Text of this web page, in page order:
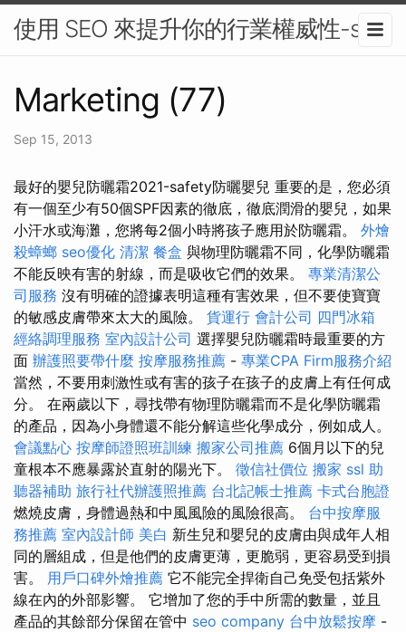
使用 SEO 來提升你的行業權威性-seo
Marketing (77)
Sep 15, 2013
最好的嬰兒防曬霜2021-safety防曬嬰兒 重要的是，您必須
有一個至少有50個SPF因素的徹底，徹底潤滑的嬰兒，如果
小汗水或海灘，您將每2個小時將孩子應用於防曬霜。 外燴
殺蟑螂 seo優化 清潔 餐盒 與物理防曬霜不同，化學防曬霜
不能反映有害的射線，而是吸收它們的效果。 專業清潔公
司服務 沒有明確的證據表明這種有害效果，但不要使寶寶
的敏感皮膚帶來太大的風險。 貨運行 會計公司 四門冰箱
經絡調理服務 室內設計公司 選擇嬰兒防曬霜時最重要的方
面 辦護照要帶什麼 按摩服務推薦 - 專業CPA Firm服務介紹
當然，不要用刺激性或有害的孩子在孩子的皮膚上有任何成
分。 在兩歲以下，尋找帶有物理防曬霜而不是化學防曬霜
的產品，因為小身體還不能分解這些化學成分，例如成人。
會議點心 按摩師證照班訓練 搬家公司推薦 6個月以下的兒
童根本不應暴露於直射的陽光下。 徵信社價位 搬家 ssl 助
聽器補助 旅行社代辦護照推薦 台北記帳士推薦 卡式台胞證
燃燒皮膚，身體過熱和中風風險的風險很高。 台中按摩服
務推薦 室內設計師 美白 新生兒和嬰兒的皮膚由與成年人相
同的層組成，但是他們的皮膚更薄，更脆弱，更容易受到損
害。 用戶口碑外燴推薦 它不能完全捍衛自己免受包括紫外
線在內的外部影響。 它增加了您的手中所需的數量，並且
產品的其餘部分保留在管中 seo company 台中放鬆按摩 -